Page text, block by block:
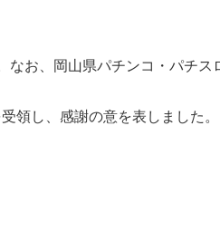
お、岡山県パチンコ・パチス
領し、感謝の意を表しました。